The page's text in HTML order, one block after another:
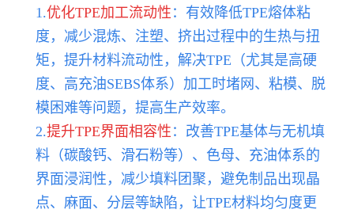
1.优化TPE加工流动性 ：有效降低TPE熔体粘
度，减少混炼、注塑、挤出过程中的生热与扭
矩，提升材料流动性，解决TPE（尤其是高硬
度、高充油SEBS体系）加工时堵网、粘模、脱
模困难等问题，提高生产效率。
2.提升TPE界面相容性 ：改善TPE基体与无机填
料（碳酸钙、滑石粉等）、色母、充油体系的
界面浸润性，减少填料团聚，避免制品出现晶
点、麻面、分层等缺陷，让TPE材料均匀度更